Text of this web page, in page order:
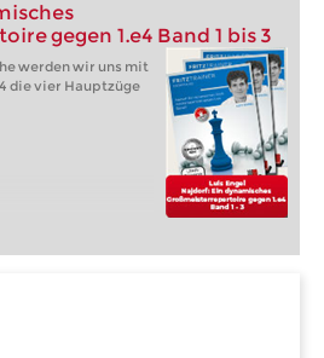
gegen 1.e4 Band 1 bis 3
werden wir uns mit
die vier Hauptzüge